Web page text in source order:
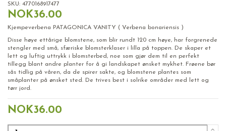
SKU: 4770168917477
NOK36.00
Kjempeverbena PATAGONICA VANITY ( Verbena bonariensis )
Disse høye ettårige blomstene, som blir rundt 120 cm høye, har forgrenede
stengler med små, sfæriske blomsterklaser i lilla på toppen. De skaper et
lett og luftig uttrykk i blomsterbed, noe som gjør dem til en perfekt
tillegg blant andre planter for å gi landskapet ønsket mykhet. Frøene bør
sås tidlig på våren, da de spirer sakte, og blomstene plantes som
småplanter på ønsket sted. De trives best i solrike områder med lett og
tørr jord.
NOK36.00